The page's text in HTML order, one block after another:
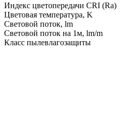
Индекс цветопередачи CRI (Ra)
Цветовая температура, K
Световой поток, lm
Световой поток на 1м, lm/m
Класс пылевлагозащиты